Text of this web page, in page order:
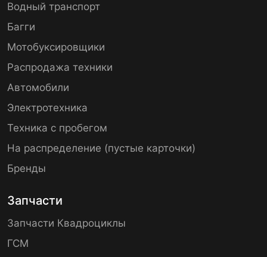
Водный транспорт
Багги
Мотобуксировщики
Распродажа техники
Автомобили
Электротехника
Техника с пробегом
На распределение (пустые карточки)
Бренды
Запчасти
Запчасти Квадроциклы
ГСМ